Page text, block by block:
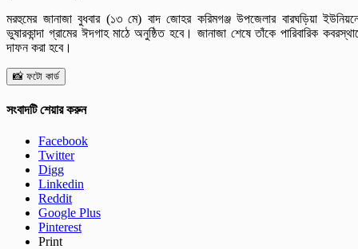
মরহুমের জানাজা বুধবার (১৩ মে) বাদ জোহর করিমগঞ্জ উপজেলার বারঘড়িয়া
ভুষারকান্দা গ্রামের ঈদগাহ মাঠে অনুষ্ঠিত হবে। জানাজা শেষে তাঁকে পারিবারিক
দাফন করা হবে।
📸 ফটো কার্ড
সংবাদটি শেয়ার করুন
Facebook
Twitter
Digg
Linkedin
Reddit
Google Plus
Pinterest
Print